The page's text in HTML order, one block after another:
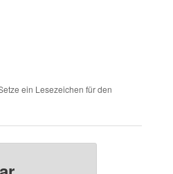
ein Lesezeichen für den